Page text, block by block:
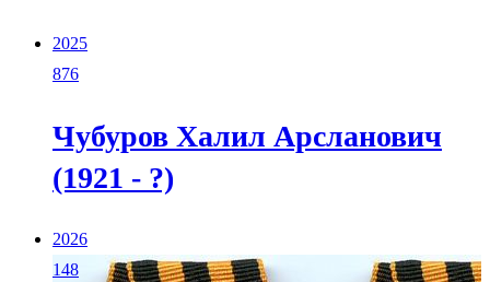
2025
876
Чубуров Халил Арсланович
(1921 - ?)
2026
148